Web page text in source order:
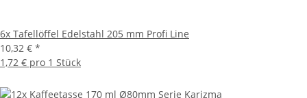
6x Tafellöffel Edelstahl 205 mm Profi Line
10,32 € *
1,72 € pro 1 Stück